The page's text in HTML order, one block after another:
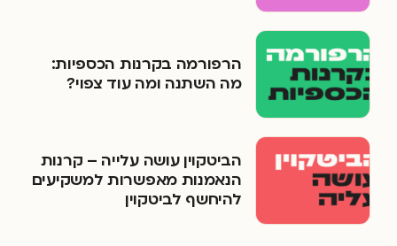
הרפורמה בקרנות הכספיות:
מה השתנה ומה עוד צפוי?
הביטקוין עושה עלייה – קרנות
הנאמנות מאפשרות למשקיעים
להיחשף לביטקוין